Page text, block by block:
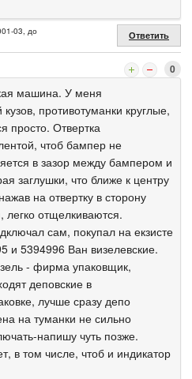
03, до
Ответить
0
машина. У меня
противотуманки круглые,
просто. Отвертка
чтоб бампер не
в зазор между бампером и
заглушки, что ближе к центру
на отвертку в сторону
легко отщелкиваются.
сам, покупал на екзисте
и 5394996 Ван визелевские.
- фирма упаковщик,
деповские в
лучше сразу депо
на туманки не сильно
напишу чуть позже.
в том числе, чтоб и индикатор